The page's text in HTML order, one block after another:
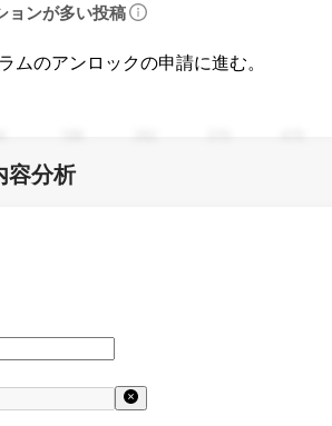
ョンが多い投稿
ムのアンロックの申請に進む。
容分析